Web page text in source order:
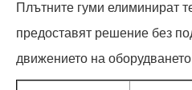
Плътните гуми елиминират
предоставят решение без
движението на